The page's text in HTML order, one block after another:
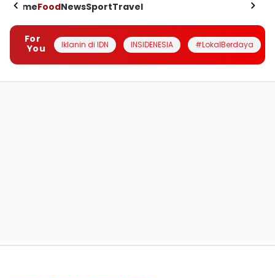
HomeFoodNewsSportTravel
For
You
Iklanin di IDN INSIDENESIA #LokalBerdaya